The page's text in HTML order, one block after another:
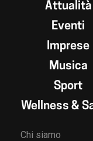
Attualità
Eventi
Imprese
Musica
Sport
Wellness &
Chi siamo